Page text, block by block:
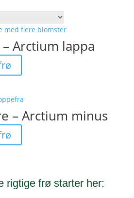
Arctium lappa
– Arctium minus
rigtige frø starter her: